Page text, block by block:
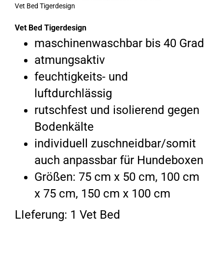
Vet Bed Tigerdesign
Vet Bed Tigerdesign
maschinenwaschbar bis 40 Grad
atmungsaktiv
feuchtigkeits- und
luftdurchlässig
rutschfest und isolierend gegen
Bodenkälte
individuell zuschneidbar/somit
auch anpassbar für Hundeboxen
Größen: 75 cm x 50 cm, 100 cm
x 75 cm, 150 cm x 100 cm
LIeferung: 1 Vet Bed